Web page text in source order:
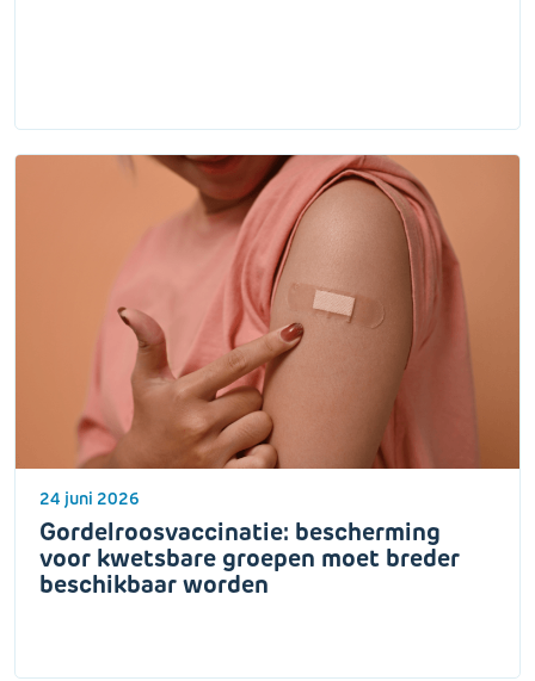
24 juni 2026
Gordelroosvaccinatie: bescherming
voor kwetsbare groepen moet breder
beschikbaar worden